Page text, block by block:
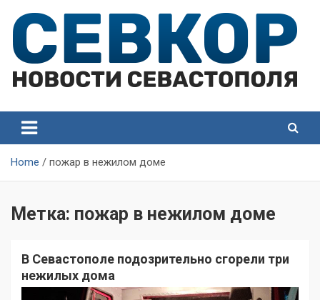
content
Севастополя
Севастополя
Home пожар в нежилом доме
Метка: пожар в нежилом доме
В Севастополе подозрительно сгорели три
нежилых дома